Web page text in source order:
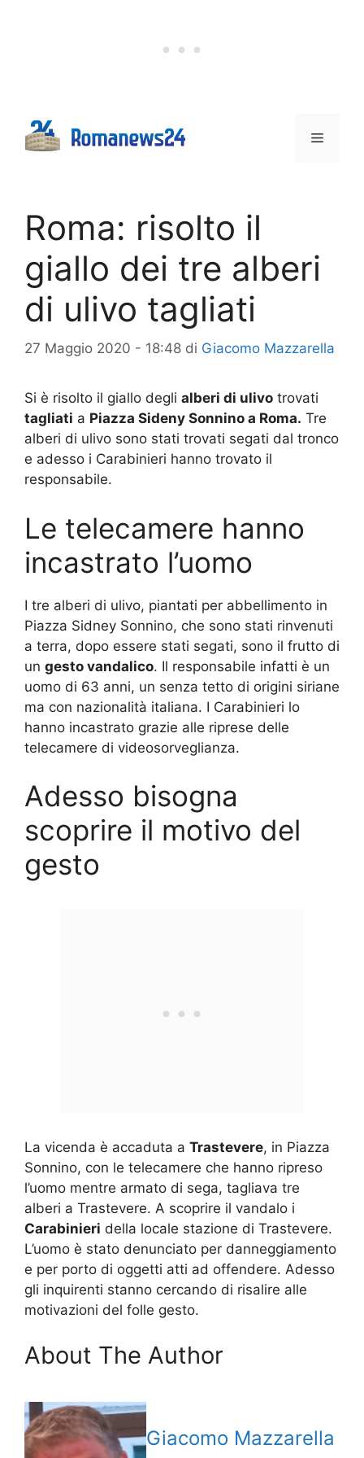
Menu
Roma: risolto il
giallo dei tre alberi
di ulivo tagliati
27 Maggio 2020 - 18:48 di Giacomo Mazzarella
Si è risolto il giallo degli alberi di ulivo trovati
tagliati a Piazza Sideny Sonnino a Roma. Tre
alberi di ulivo sono stati trovati segati dal tronco
e adesso i Carabinieri hanno trovato il
responsabile.
Le telecamere hanno
incastrato l’uomo
I tre alberi di ulivo, piantati per abbellimento in
Piazza Sidney Sonnino, che sono stati rinvenuti
a terra, dopo essere stati segati, sono il frutto di
un gesto vandalico. Il responsabile infatti è un
uomo di 63 anni, un senza tetto di origini siriane
ma con nazionalità italiana. I Carabinieri lo
hanno incastrato grazie alle riprese delle
telecamere di videosorveglianza.
Adesso bisogna
scoprire il motivo del
gesto
La vicenda è accaduta a Trastevere, in Piazza
Sonnino, con le telecamere che hanno ripreso
l’uomo mentre armato di sega, tagliava tre
alberi a Trastevere. A scoprire il vandalo i
Carabinieri della locale stazione di Trastevere.
L’uomo è stato denunciato per danneggiamento
e per porto di oggetti atti ad offendere. Adesso
gli inquirenti stanno cercando di risalire alle
motivazioni del folle gesto.
About The Author
Giacomo Mazzarella